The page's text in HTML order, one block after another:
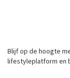
Blijf op de hoogte
lifestyleplatform en